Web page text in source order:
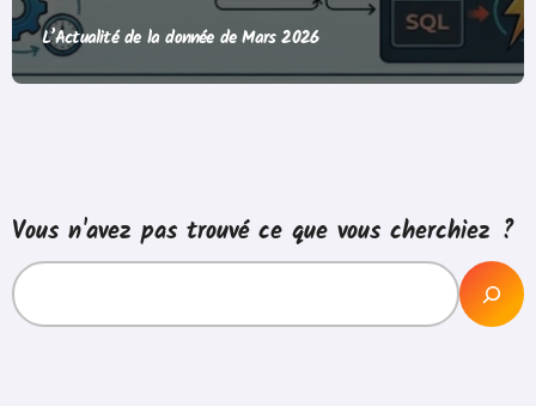
L’Actualité de la donnée de Mars 2026
Vous n'avez pas trouvé ce que vous cherchiez ?